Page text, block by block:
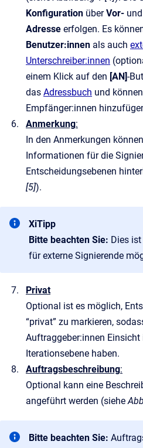
Konfiguration überVor- und
Adresse erfolgen. Es
Benutzer:innen als auch
Unterschreiber:innen
einem Klick auf den [AN]-
das Adressbuch und
Empfänger:innen
Anmerkung:
In den Anmerkungen
Informationen für die
Entscheidungsebenen
[5]).
XiTipp
Bitte beachten Sie: Dies
für externe Signierende
Privat
Optional ist es möglich,
“privat” zu markieren,
Auftraggeber:innen
Iterationsebene haben.
Auftragsbeschreibung:
Optional kann eine
angeführt werden (siehe
Bitte beachten Sie: